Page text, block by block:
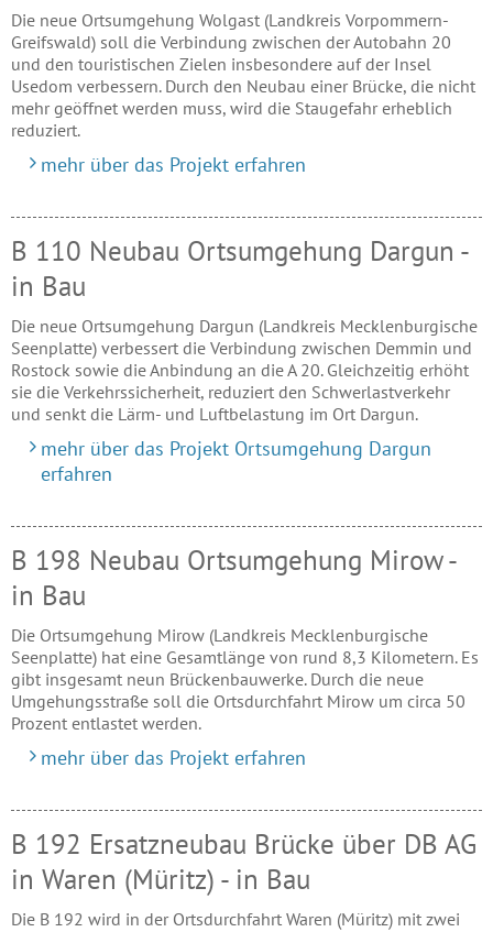
Die neue Ortsumgehung Wolgast (Landkreis Vorpommern-
Greifswald) soll die Verbindung zwischen der Autobahn 20
und den touristischen Zielen insbesondere auf der Insel
Usedom verbessern. Durch den Neubau einer Brücke, die nicht
mehr geöffnet werden muss, wird die Staugefahr erheblich
reduziert.
mehr über das Projekt erfahren
B 110 Neubau Ortsumgehung Dargun -
in Bau
Die neue Ortsumgehung Dargun (Landkreis Mecklenburgische
Seenplatte) verbessert die Verbindung zwischen Demmin und
Rostock sowie die Anbindung an die A 20. Gleichzeitig erhöht
sie die Verkehrssicherheit, reduziert den Schwerlastverkehr
und senkt die Lärm- und Luftbelastung im Ort Dargun.
mehr über das Projekt Ortsumgehung Dargun
erfahren
B 198 Neubau Ortsumgehung Mirow -
in Bau
Die Ortsumgehung Mirow (Landkreis Mecklenburgische
Seenplatte) hat eine Gesamtlänge von rund 8,3 Kilometern. Es
gibt insgesamt neun Brückenbauwerke. Durch die neue
Umgehungsstraße soll die Ortsdurchfahrt Mirow um circa 50
Prozent entlastet werden.
mehr über das Projekt erfahren
B 192 Ersatzneubau Brücke über DB AG
in Waren (Müritz) - in Bau
Die B 192 wird in der Ortsdurchfahrt Waren (Müritz) mit zwei